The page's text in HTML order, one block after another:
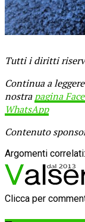
Tutti i diritti
Continua a
nostrapagina
WhatsApp
Contenuto
Argomenti correlati:
Clicca per